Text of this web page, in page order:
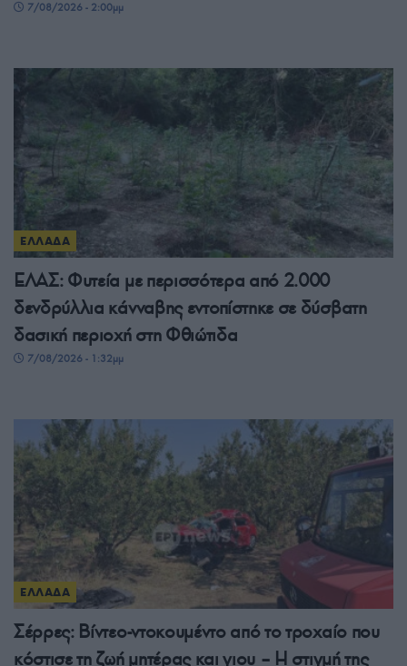
7/08/2026 - 2:00μμ
ΕΛΛΑΔΑ
ΕΛΑΣ: Φυτεία με περισσότερα από 2.000
δενδρύλλια κάνναβης εντοπίστηκε σε δύσβατη
δασική περιοχή στη Φθιώτιδα
7/08/2026 - 1:32μμ
ΕΛΛΑΔΑ
Σέρρες: Βίντεο-ντοκουμέντο από το τροχαίο που
κόστισε τη ζωή μητέρας και γιου – Η στιγμή της